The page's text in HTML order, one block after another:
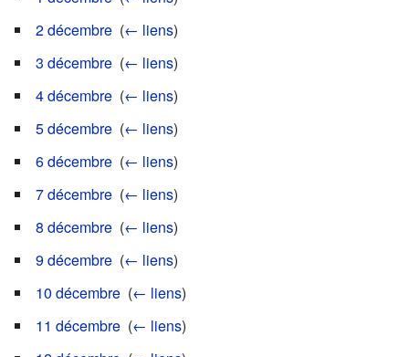
2 décembre (← liens)
3 décembre (← liens)
4 décembre (← liens)
5 décembre (← liens)
6 décembre (← liens)
7 décembre (← liens)
8 décembre (← liens)
9 décembre (← liens)
10 décembre (← liens)
11 décembre (← liens)